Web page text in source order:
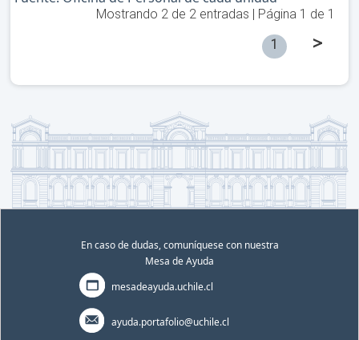
Mostrando 2de 2entradas | Página 1 de 1
1
>
En caso de dudas, comuníquese con nuestra
Mesa de Ayuda
mesadeayuda.uchile.cl
ayuda.portafolio@uchile.cl